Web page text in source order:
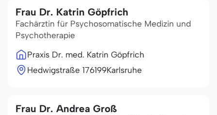
Frau Dr. Katrin Göpfrich
Fachärztin für Psychosomatische Medizin und
Psychotherapie
Praxis Dr. med. Katrin Göpfrich
Hedwigstraße 176199Karlsruhe
Frau Dr. Andrea Groß